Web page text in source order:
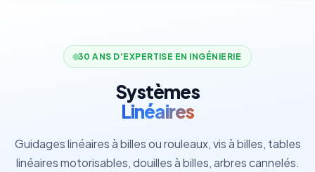
30 ANS D'EXPERTISE EN INGÉNIERIE
Systèmes
Linéaires
Guidages linéaires à billes ou rouleaux, vis à billes, tables
linéaires motorisables, douilles à billes, arbres cannelés.